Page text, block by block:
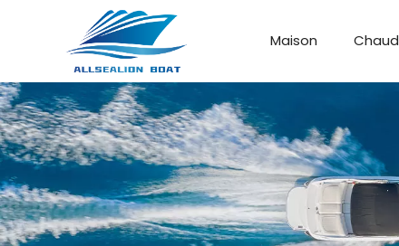
Maison Chaud